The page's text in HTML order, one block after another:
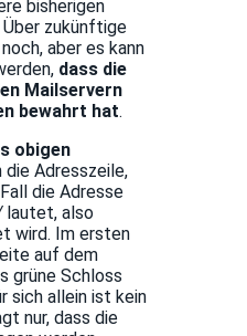
bisherigen
Über zukünftige
aber es kann
dass die
Mailservern
bewahrt hat.
obigen
die Adresszeile,
die Adresse
lautet, also
wird. Im ersten
auf dem
grüne Schloss
sich allein ist kein
nur, dass die